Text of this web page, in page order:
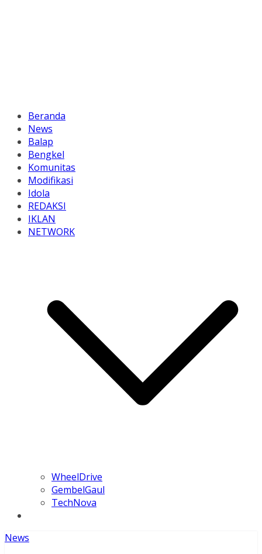
Beranda
News
Balap
Bengkel
Komunitas
Modifikasi
Idola
REDAKSI
IKLAN
NETWORK
WheelDrive
GembelGaul
TechNova
News